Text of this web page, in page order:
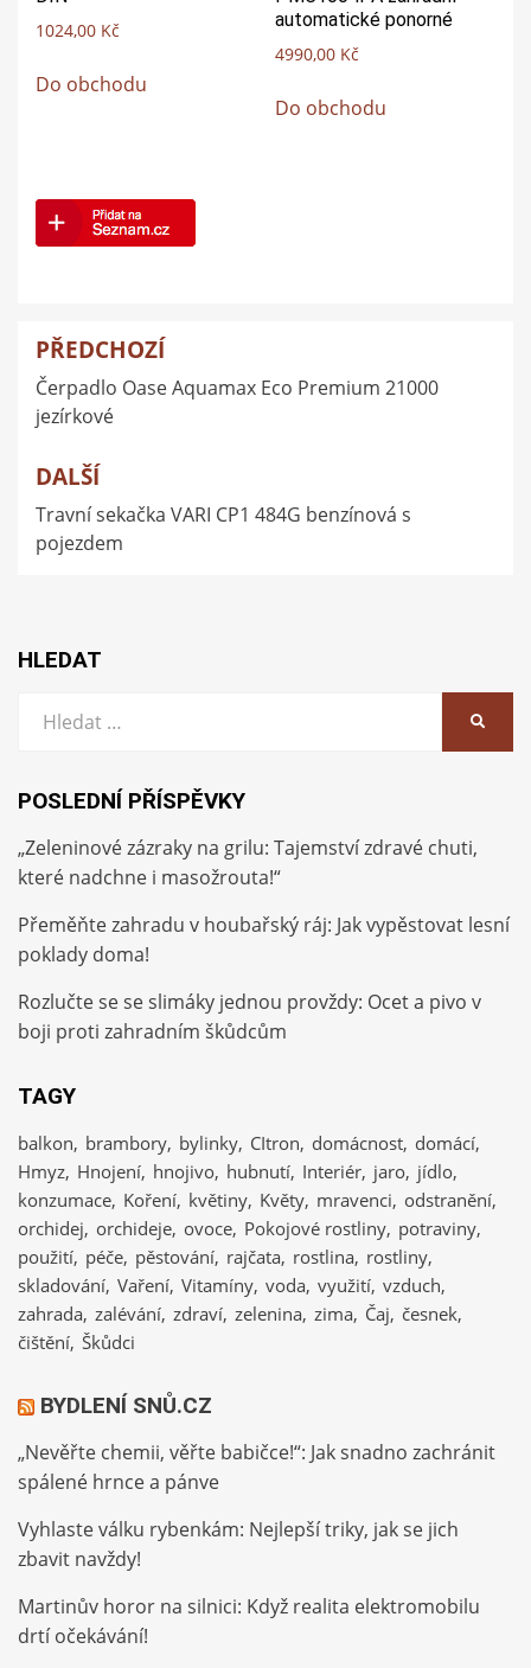
1024,00 Kč
Do obchodu
automatické ponorné
4990,00 Kč
Do obchodu
Navigace
pro
příspěvek
PŘEDCHOZÍ
Čerpadlo Oase Aquamax Eco Premium 21000
jezírkové
DALŠÍ
Travní sekačka VARI CP1 484G benzínová s
pojezdem
HLEDAT
POSLEDNÍ PŘÍSPĚVKY
„Zeleninové zázraky na grilu: Tajemství zdravé chuti,
které nadchne i masožrouta!“
Přeměňte zahradu v houbařský ráj: Jak vypěstovat lesní
poklady doma!
Rozlučte se se slimáky jednou provždy: Ocet a pivo v
boji proti zahradním škůdcům
TAGY
balkon brambory bylinky CItron domácnost domácí
Hmyz Hnojení hnojivo hubnutí Interiér jaro jídlo
konzumace Koření květiny Květy mravenci odstranění
orchidej orchideje ovoce Pokojové rostliny potraviny
použití péče pěstování rajčata rostlina rostliny
skladování Vaření Vitamíny voda využití vzduch
zahrada zalévání zdraví zelenina zima Čaj česnek
čištění Škůdci
BYDLENÍ SNŮ.CZ
„Nevěřte chemii, věřte babičce!“: Jak snadno zachránit
spálené hrnce a pánve
Vyhlaste válku rybenkám: Nejlepší triky, jak se jich
zbavit navždy!
Martinův horor na silnici: Když realita elektromobilu
drtí očekávání!